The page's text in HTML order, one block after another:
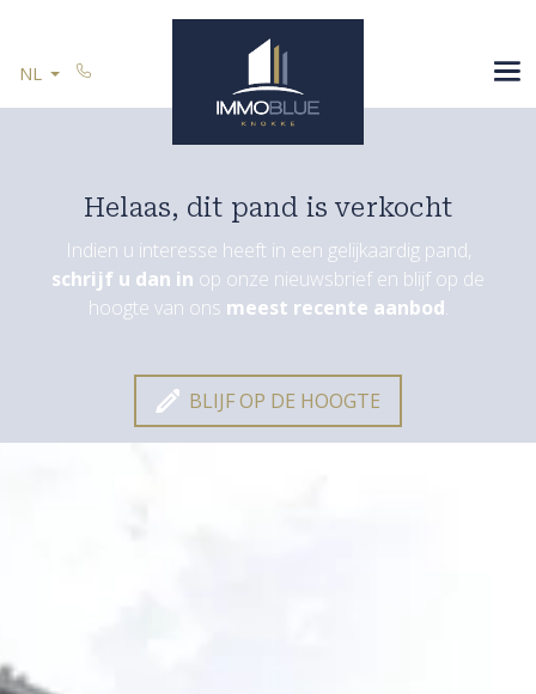
Menu overslaan en naar de inhoud gaan
NL
Blijf op de hoogte
SPANJE
U VERKOOPT
REFERENTIES
CONTACT
Helaas, dit pand is verkocht
Indien u interesse heeft in een gelijkaardig pand,
schrijf u dan in op onze nieuwsbrief en blijf op de
hoogte van ons meest recente aanbod.
BLIJF OP DE HOOGTE